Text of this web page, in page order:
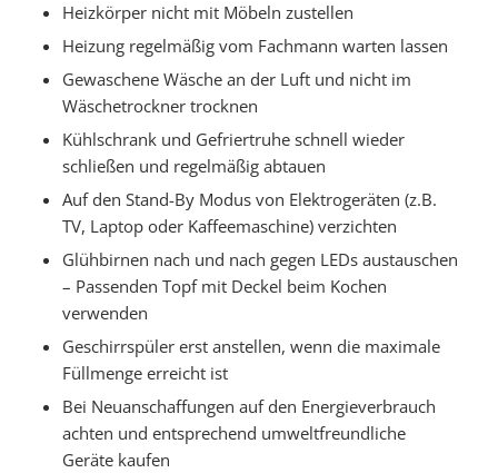
Heizkörper nicht mit Möbeln zustellen
Heizung regelmäßig vom Fachmann warten lassen
Gewaschene Wäsche an der Luft und nicht im
Wäschetrockner trocknen
Kühlschrank und Gefriertruhe schnell wieder
schließen und regelmäßig abtauen
Auf den Stand-By Modus von Elektrogeräten (z.B.
TV, Laptop oder Kaffeemaschine) verzichten
Glühbirnen nach und nach gegen LEDs austauschen
– Passenden Topf mit Deckel beim Kochen
verwenden
Geschirrspüler erst anstellen, wenn die maximale
Füllmenge erreicht ist
Bei Neuanschaffungen auf den Energieverbrauch
achten und entsprechend umweltfreundliche
Geräte kaufen